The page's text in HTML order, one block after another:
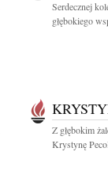
Serdecznej
głębokiego
Z głębokim
Krystynę